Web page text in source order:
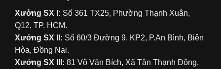
Xưởng SX I: Số 361 TX25, Phường Thạnh Xuân,
Q12, TP. HCM.
Xưởng SX II: Số 60/3 Đường 9, KP2, P.An Bình, Biên
Hòa, Đồng Nai.
Xưởng SX III: 81 Võ Văn Bích, Xã Tân Thạnh Đông,